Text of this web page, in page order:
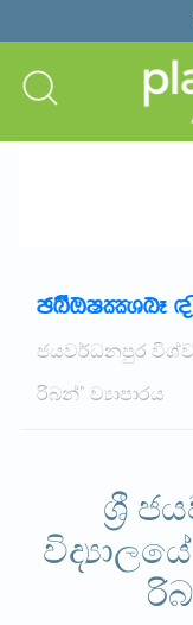
PLASTICCYLE |
ජයවර්ධනපුර විශ්ව
රිබන්” ව්‍යාපාරය
ශ්‍රී